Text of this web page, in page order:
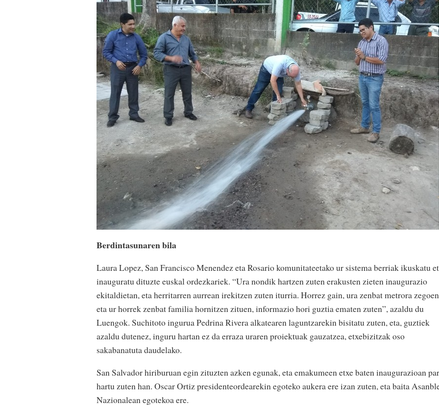
Berdintasunaren bila
Laura Lopez, San Francisco Menendez eta Rosario komunitateetako ur sistema berriak ikuskatu
inauguratu dituzte euskal ordezkariek. “Ura nondik hartzen zuten erakusten zieten inaugurazio
ekitaldietan, eta herritarren aurrean irekitzen zuten iturria. Horrez gain, ura zenbat metrora zegoen
eta ur horrek zenbat familia hornitzen zituen, informazio hori guztia ematen zuten”, azaldu du
Luengok. Suchitoto ingurua Pedrina Rivera alkatearen laguntzarekin bisitatu zuten, eta, guztiek
azaldu dutenez, inguru hartan ez da erraza uraren proiektuak gauzatzea, etxebizitzak oso
sakabanatuta daudelako.
San Salvador hiriburuan egin zituzten azken egunak, eta emakumeen etxe baten inaugurazioan
hartu zuten han. Oscar Ortiz presidenteordearekin egoteko aukera ere izan zuten, eta baita
Nazionalean egotekoa ere.